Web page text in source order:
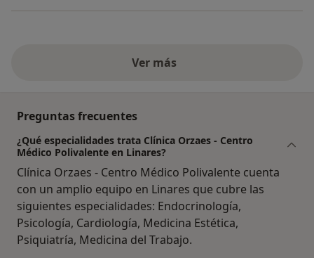
Ver más
Preguntas frecuentes
¿Qué especialidades trata Clínica Orzaes - Centro
Médico Polivalente en Linares?
Clínica Orzaes - Centro Médico Polivalente cuenta
con un amplio equipo en Linares que cubre las
siguientes especialidades: Endocrinología,
Psicología, Cardiología, Medicina Estética,
Psiquiatría, Medicina del Trabajo.